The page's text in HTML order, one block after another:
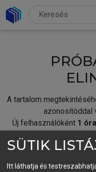
A tartalom
azonosítóddal
Új felhasználóként 1
fiókoddal,
SÜTIK
Itt láthatja és